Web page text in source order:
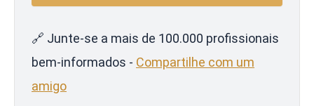
🔗 Junte-se a mais de 100.000 profissionais
bem-informados - Compartilhe com um
amigo